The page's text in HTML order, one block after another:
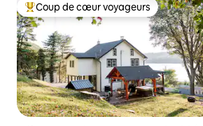
Coups de cœur voyageurs les plus
Coup de cœur voyageurs